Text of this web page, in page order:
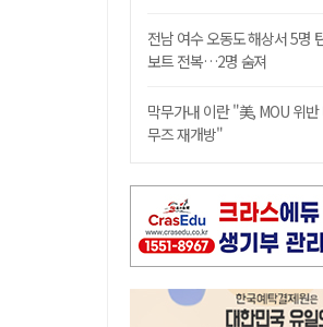
전남 여수 오동도 해상서 5명
보트 전복…2명 숨져
막무가내 이란 "美, MOU 위
무즈 재개방"